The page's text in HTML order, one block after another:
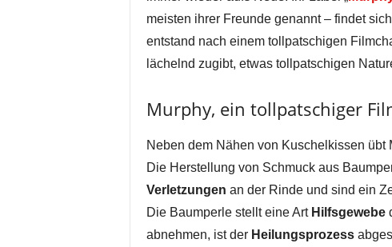
meisten ihrer Freunde genannt – findet
entstand nach einem tollpatschigen
lächelnd zugibt, etwas tollpatschigen
Murphy, ein tollpatschiger
Neben dem Nähen von Kuschelkissen
Die Herstellung von Schmuck aus
Verletzungen an der Rinde und sind ein
Die Baumperle stellt eine Art Hilfsgewebe
abnehmen, ist der Heilungsprozess